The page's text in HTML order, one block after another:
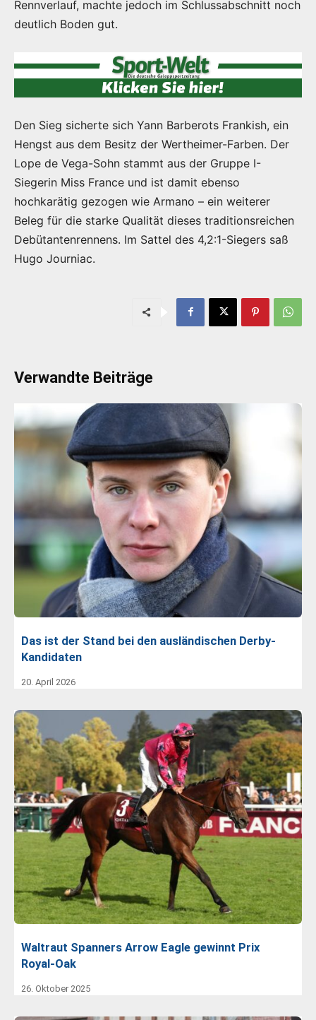
Rennverlauf, machte jedoch im Schlussabschnitt noch
deutlich Boden gut.
Den Sieg sicherte sich Yann Barberots Frankish, ein
Hengst aus dem Besitz der Wertheimer-Farben. Der
Lope de Vega-Sohn stammt aus der Gruppe I-
Siegerin Miss France und ist damit ebenso
hochkarätig gezogen wie Armano – ein weiterer
Beleg für die starke Qualität dieses traditionsreichen
Debütantenrennens. Im Sattel des 4,2:1-Siegers saß
Hugo Journiac.
Verwandte Beiträge
Das ist der Stand bei den ausländischen Derby-
Kandidaten
20. April 2026
Waltraut Spanners Arrow Eagle gewinnt Prix
Royal-Oak
26. Oktober 2025